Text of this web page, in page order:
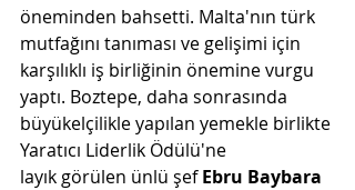
öneminden bahsetti. Malta'nın türk
mutfağını tanıması ve gelişimi için
karşılıklı iş birliğinin önemine vurgu
yaptı. Boztepe, daha sonrasında
büyükelçilikle yapılan yemekle birlikte
Yaratıcı Liderlik Ödülü'ne
layık görülen ünlü şef Ebru Baybara